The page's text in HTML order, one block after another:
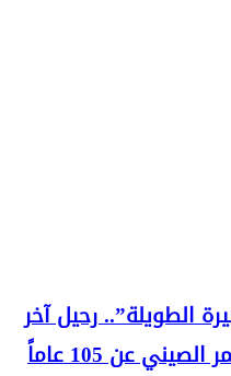
الطويلة”.. رحيل آخر
عن 105 عاماً